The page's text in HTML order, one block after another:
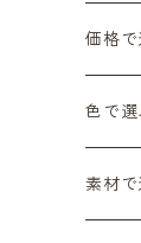
8月の
10月
11月
to
持ち
軸を
書く
価格
気負
日々
色で
黒
素材